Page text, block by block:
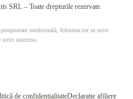
SRL – Toate drepturile rezervate.
prioprietate intelectuală, folosirea lor in orice
interzisa.
de confidențialitateDeclarație afiliere